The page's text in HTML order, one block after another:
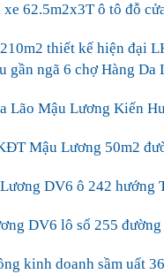
62.5m2x3T ô tô đỗ
thiết kế hiện đại
gần ngã 6 chợ Hàng Da
Lão Mậu Lương Kiến
Mậu Lương 50m2
DV6 ô 242 hướng
DV6 lô số 255
kinh doanh sầm uất